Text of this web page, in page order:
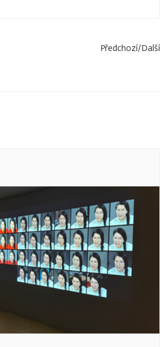
Předchozí/Další